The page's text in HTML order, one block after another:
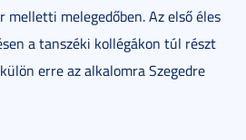
melegedőben. Az első éles
a tanszéki kollégákon túl részt
erre az alkalomra Szegedre